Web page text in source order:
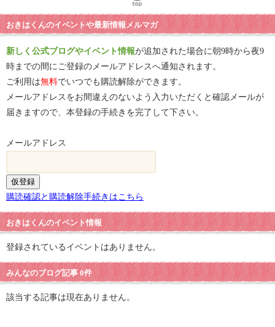
おきはくんのイベントや最新情報メルマガ
新しく公式ブログやイベント情報が追加された場合に朝9時から夜9
時までの間にご登録のメールアドレスへ通知されます。
ご利用は無料でいつでも購読解除ができます。
メールアドレスをお間違えのないよう入力いただくと確認メールが
届きますので、本登録の手続きを完了して下さい。
メールアドレス
購読確認と購読解除手続きはこちら
おきはくんのイベント情報
登録されているイベントはありません。
みんなのブログ記事 0件
該当する記事は現在ありません。